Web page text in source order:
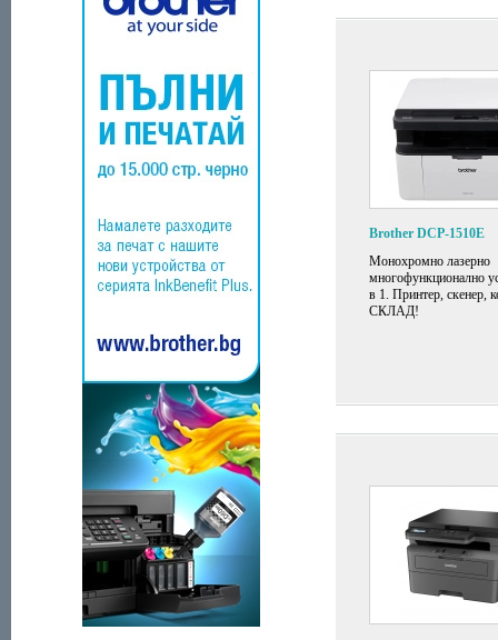
Brother DCP-1510E
Монохромно лазерно
многофункционално
в 1. Принтер, скенер,
СКЛАД!